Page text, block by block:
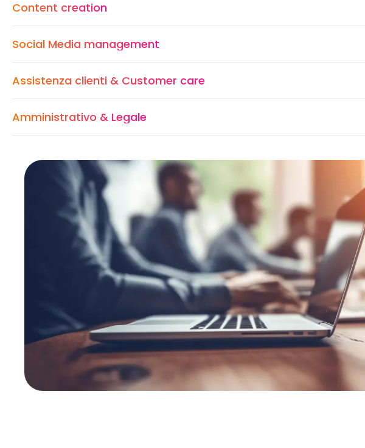
Content creation
Social Media management
Assistenza clienti & Customer care
Amministrativo & Legale